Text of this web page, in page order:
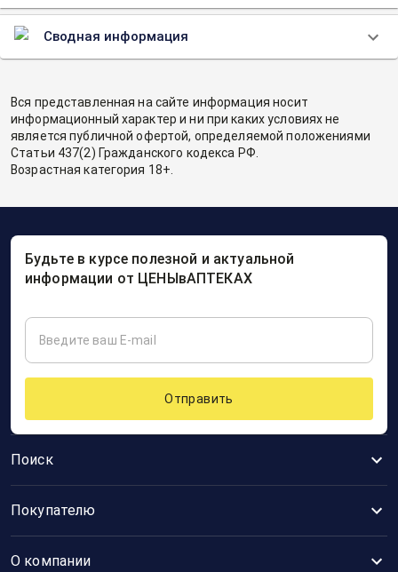
Сводная информация
Вся представленная на сайте информация носит
информационный характер и ни при каких условиях не
является публичной офертой, определяемой положениями
Статьи 437(2) Гражданского кодекса РФ.
Возрастная категория 18+.
Поиск
Покупателю
О компании
Будьте в курсе полезной и актуальной
информации от ЦЕНЫвАПТЕКАХ
Отправить